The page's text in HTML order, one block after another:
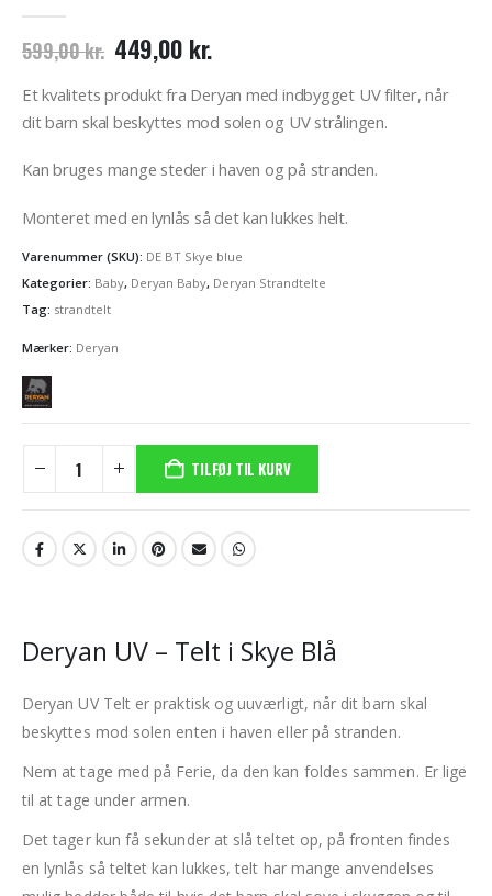
599,00kr. Den
oprindelige
pris
var:
599,00 kr..
449,00 kr.Den
aktuelle
pris
er:
449,00 kr..
Et kvalitets produkt fra Deryan med indbygget UV filter, når
dit barn skal beskyttes mod solen og UV strålingen.
Kan bruges mange steder i haven og på stranden.
Monteret med en lynlås så det kan lukkes helt.
Varenummer (SKU): DE BT Skye blue
Kategorier: Baby, Deryan Baby, Deryan Strandtelte
Tag: strandtelt
Mærker: Deryan
TILFØJ TIL KURV
Deryan UV – Telt i Skye Blå
Deryan UV Telt er praktisk og uuværligt, når dit barn skal
beskyttes mod solen enten i haven eller på stranden.
Nem at tage med på Ferie, da den kan foldes sammen. Er lige
til at tage under armen.
Det tager kun få sekunder at slå teltet op, på fronten findes
en lynlås så teltet kan lukkes, telt har mange anvendelses